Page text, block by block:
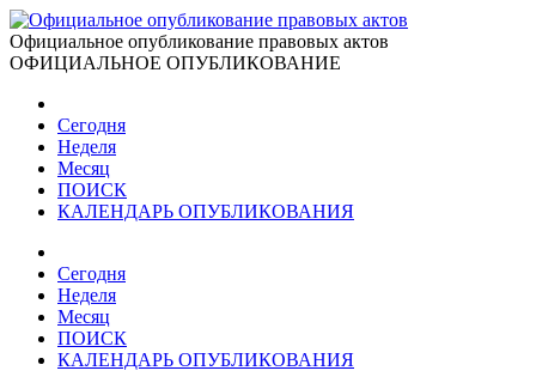
Официальное опубликование правовых актов
ОФИЦИАЛЬНОЕ ОПУБЛИКОВАНИЕ
Сегодня
Неделя
Месяц
ПОИСК
КАЛЕНДАРЬ ОПУБЛИКОВАНИЯ
Сегодня
Неделя
Месяц
ПОИСК
КАЛЕНДАРЬ ОПУБЛИКОВАНИЯ